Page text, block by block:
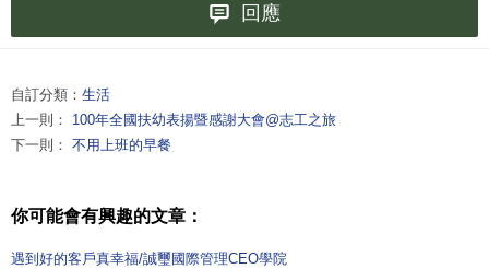
回應
自訂分類： 生活
上一則： 100年全國扶幼表揚暨感謝大會@志工之旅
下一則： 不用上班的早餐
你可能會有興趣的文章：
遇到好的客戶真幸福/誠璽國際管理CEO學院